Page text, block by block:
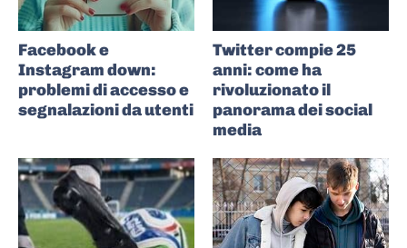
Facebook e
Instagram down:
problemi di accesso e
segnalazioni da utenti
Twitter compie 25
anni: come ha
rivoluzionato il
panorama dei social
media